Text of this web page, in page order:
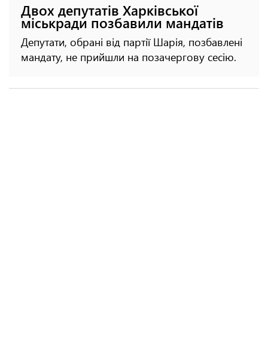
Двох депутатів Харківської
міськради позбавили мандатів
Депутати, обрані від партії Шарія, позбавлені
мандату, не прийшли на позачергову сесію.